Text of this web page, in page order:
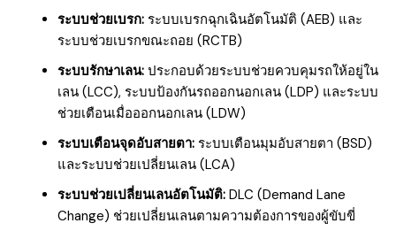
ระบบช่วยเบรก: ระบบเบรกฉุกเฉินอัตโนมัติ (AEB) และ
ระบบช่วยเบรกขณะถอย (RCTB)
ระบบรักษาเลน: ประกอบด้วยระบบช่วยควบคุมรถให้อยู่ใน
เลน (LCC), ระบบป้องกันรถออกนอกเลน (LDP) และระบบ
ช่วยเตือนเมื่อออกนอกเลน (LDW)
ระบบเตือนจุดอับสายตา: ระบบเตือนมุมอับสายตา (BSD)
และระบบช่วยเปลี่ยนเลน (LCA)
ระบบช่วยเปลี่ยนเลนอัตโนมัติ: DLC (Demand Lane
Change) ช่วยเปลี่ยนเลนตามความต้องการของผู้ขับขี่